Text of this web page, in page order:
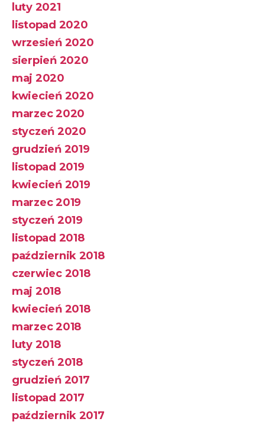
luty 2021
listopad 2020
wrzesień 2020
sierpień 2020
maj 2020
kwiecień 2020
marzec 2020
styczeń 2020
grudzień 2019
listopad 2019
kwiecień 2019
marzec 2019
styczeń 2019
listopad 2018
październik 2018
czerwiec 2018
maj 2018
kwiecień 2018
marzec 2018
luty 2018
styczeń 2018
grudzień 2017
listopad 2017
październik 2017